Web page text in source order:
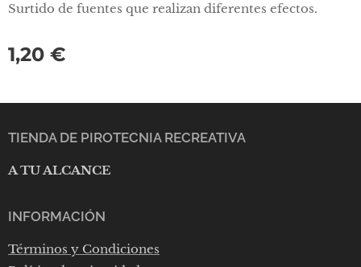
Surtido de fuentes que realizan diferentes efectos.
1,20 €
TIENDA DE PIROTECNIA RECREATIVA
A TU ALCANCE
INFORMACIÓN
Términos y Condiciones